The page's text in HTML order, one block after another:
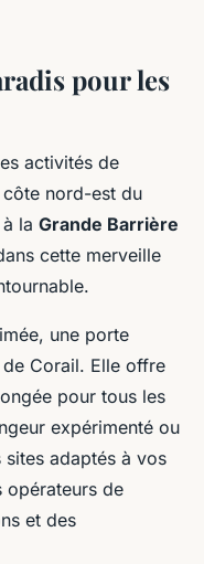
pour les
activités de
nord-est du
la Grande Barrière
cette merveille
une porte
Corail. Elle offre
pour tous les
expérimenté ou
adaptés à vos
opérateurs de
et des